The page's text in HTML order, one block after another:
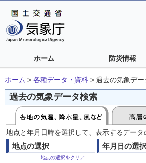
ホーム 防災情報
ホーム > 各種データ・資料 > 過去の気象デー
過去の気象データ検索
地点と年月日時を選択して、表示するデー
地点の選択
地点の選択をクリア
年月日の選択